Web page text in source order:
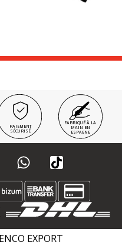
PAIEMENT
SÉCURISÉ
FABRIQUÉ À LA
MAIN EN
ESPAGNE
EXPORT